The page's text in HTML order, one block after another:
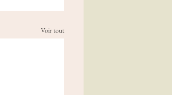
Voir tout